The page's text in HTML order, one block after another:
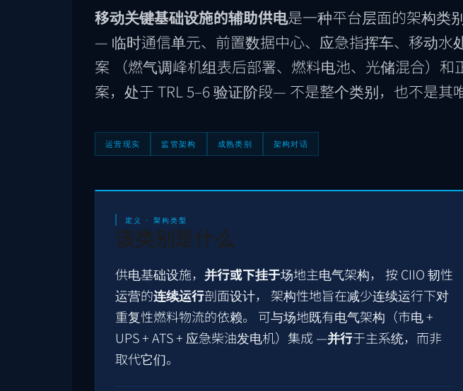
移动关键基础设施的辅助供电是一种平台层面的架构类
— 临时通信单元、前置数据中心、应急指挥车、移动水
案 （燃气调峰机组表后部署、燃料电池、光储混合）和
案，处于 TRL 5–6 验证阶段— 不是整个类别，也不是其
运营现实 监管架构 成熟类别 架构对话
定义 · 架构类型
该类别是什么
供电基础设施， 并行或下挂于场地主电气架构， 按 CIIO 韧性
运营的连续运行剖面设计， 架构性地旨在减少连续运行下对
重复性燃料物流的依赖。 可与场地既有电气架构（市电 +
UPS + ATS + 应急柴油发电机）集成 —并行于主系统，而非
取代它们。